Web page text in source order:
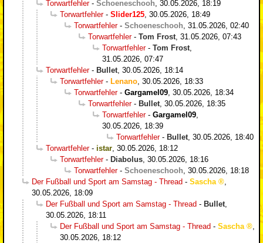
Torwartfehler- Schoeneschooh 30.05.2026, 18:19
Torwartfehler- Slider125 30.05.2026, 18:49
Torwartfehler- Schoeneschooh 31.05.2026, 02:40
Torwartfehler- Tom Frost 31.05.2026, 07:43
Torwartfehler- Tom Frost
31.05.2026, 07:47
Torwartfehler- Bullet 30.05.2026, 18:14
Torwartfehler- Lenano 30.05.2026, 18:33
Torwartfehler- Gargamel09 30.05.2026, 18:34
Torwartfehler- Bullet 30.05.2026, 18:35
Torwartfehler- Gargamel09
30.05.2026, 18:39
Torwartfehler- Bullet 30.05.2026, 18:40
Torwartfehler- istar 30.05.2026, 18:12
Torwartfehler- Diabolus 30.05.2026, 18:16
Torwartfehler- Schoeneschooh 30.05.2026, 18:18
Der Fußball und Sport am Samstag - Thread - Sascha
30.05.2026, 18:09
Der Fußball und Sport am Samstag - Thread - Bullet
30.05.2026, 18:11
Der Fußball und Sport am Samstag - Thread - Sascha
30.05.2026, 18:12